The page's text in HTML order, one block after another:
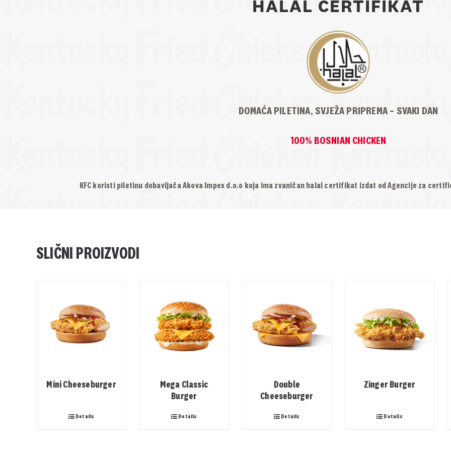
HALAL CERTIFIKAT
DOMAĆA PILETINA, SVJEŽA PRIPREMA – SVAKI DAN
100% BOSNIAN CHICKEN
KFC koristi piletinu dobavljača Akova Impex d.o.o koja ima zvaničan halal certifikat izdat od Agencije za
SLIČNI PROIZVODI
Mini Cheeseburger
Details
Mega Classic
Burger
Details
Double
Cheeseburger
Details
Zinger Burger
Details